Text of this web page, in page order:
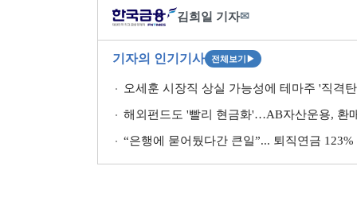
김희일 기자✉
기자의 인기기사 전체보기 ▶
오세훈 시장직 상실 가능성에 테마주 '직격
해외펀드도 '빨리 현금화'…AB자산운용, 환
“은행에 묻어뒀다간 큰일”... 퇴직연금